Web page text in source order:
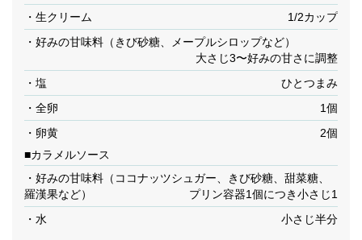
・生クリーム
1/2カップ
・好みの甘味料（きび砂糖、メープルシロップなど）
大さじ3〜好みの甘さに調整
・塩
ひとつまみ
・全卵
1個
・卵黄
2個
■カラメルソース
・好みの甘味料（ココナッツシュガー、きび砂糖、甜菜糖、
羅漢果など）
プリン容器1個につき小さじ1
・水
小さじ半分